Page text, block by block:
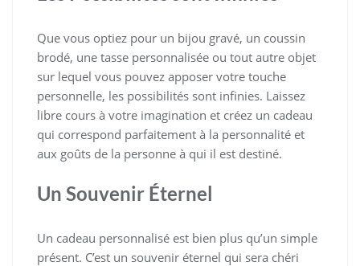
Que vous optiez pour un bijou gravé, un coussin
brodé, une tasse personnalisée ou tout autre objet
sur lequel vous pouvez apposer votre touche
personnelle, les possibilités sont infinies. Laissez
libre cours à votre imagination et créez un cadeau
qui correspond parfaitement à la personnalité et
aux goûts de la personne à qui il est destiné.
Un Souvenir Éternel
Un cadeau personnalisé est bien plus qu’un simple
présent. C’est un souvenir éternel qui sera chéri